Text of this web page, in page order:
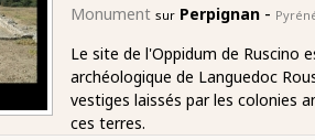
Monument sur Perpignan -
Le site de l'Oppidum de Ruscino
archéologique de Languedoc
vestiges laissés par les colonies
ces terres.